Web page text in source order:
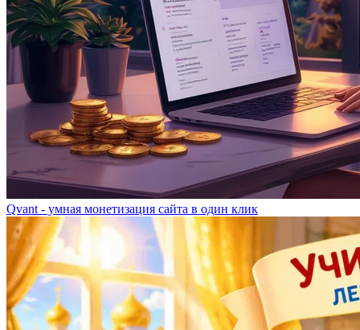
Qvant - умная монетизация сайта в один клик